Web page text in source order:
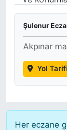
Şulenur
Akpınar
Yol
Her eczane
YEREL
Haberde